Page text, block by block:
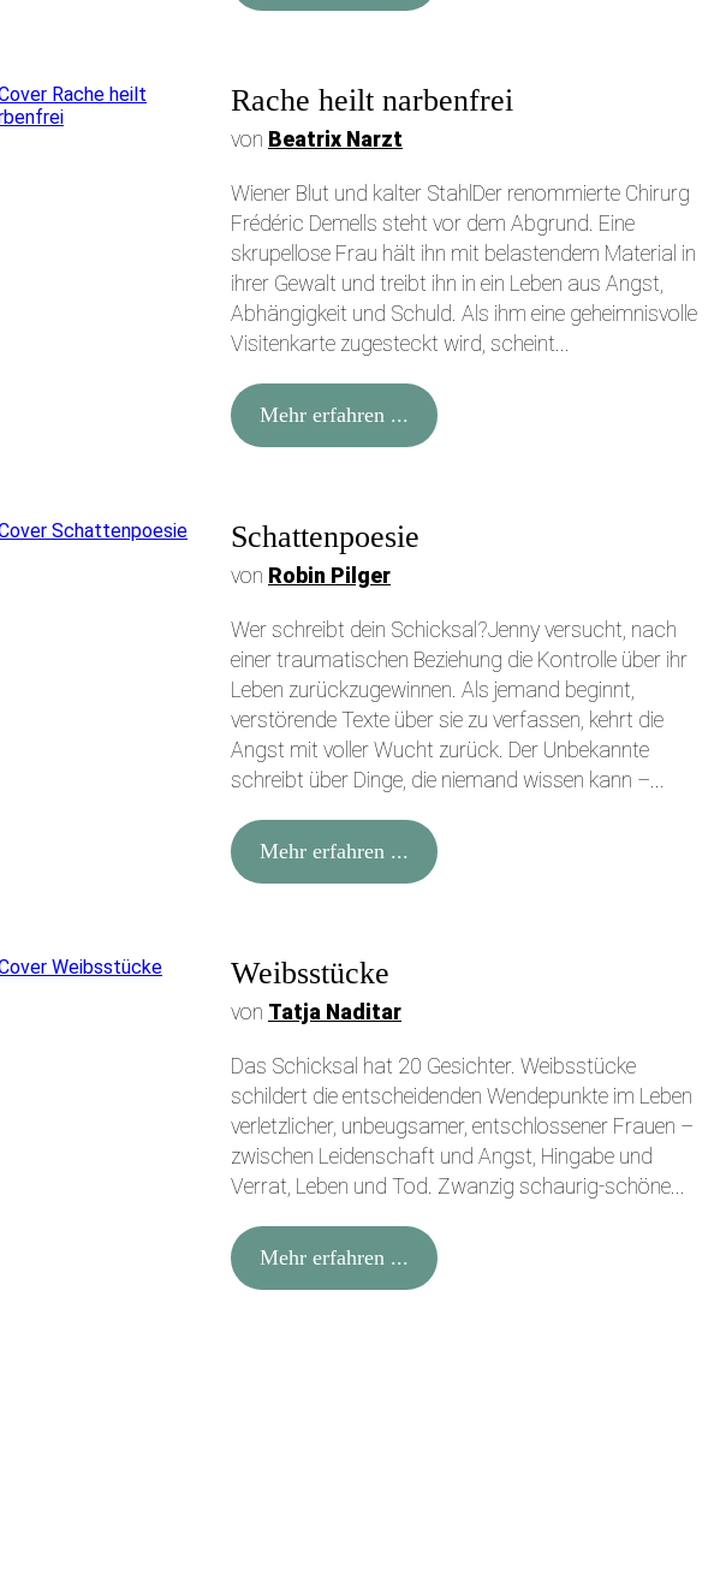
Rache heilt narbenfrei
von Beatrix Narzt
Wiener Blut und kalter StahlDer renommierte Chirurg
Frédéric Demells steht vor dem Abgrund. Eine
skrupellose Frau hält ihn mit belastendem Material in
ihrer Gewalt und treibt ihn in ein Leben aus Angst,
Abhängigkeit und Schuld. Als ihm eine geheimnisvolle
Visitenkarte zugesteckt wird, scheint...
Mehr erfahren ...
Schattenpoesie
von Robin Pilger
Wer schreibt dein Schicksal?Jenny versucht, nach
einer traumatischen Beziehung die Kontrolle über ihr
Leben zurückzugewinnen. Als jemand beginnt,
verstörende Texte über sie zu verfassen, kehrt die
Angst mit voller Wucht zurück. Der Unbekannte
schreibt über Dinge, die niemand wissen kann –...
Mehr erfahren ...
Weibsstücke
von Tatja Naditar
Das Schicksal hat 20 Gesichter. Weibsstücke
schildert die entscheidenden Wendepunkte im Leben
verletzlicher, unbeugsamer, entschlossener Frauen –
zwischen Leidenschaft und Angst, Hingabe und
Verrat, Leben und Tod. Zwanzig schaurig-schöne...
Mehr erfahren ...